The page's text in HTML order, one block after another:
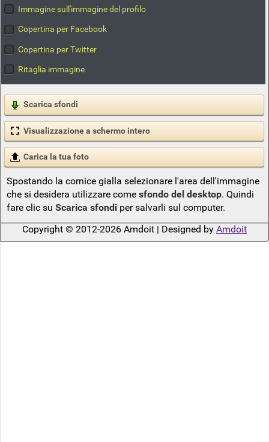
Immagine sull'immagine del profilo
Copertina per Facebook
Copertina per Twitter
Ritaglia immagine
Scarica sfondi
Visualizzazione a schermo intero
Carica la tua foto
Spostando la cornice gialla selezionare l'area dell'immagine
che si desidera utilizzare come sfondo del desktop. Quindi
fare clic su Scarica sfondiper salvarli sul computer.
Copyright © 2012-2026 Amdoit | Designed by Amdoit